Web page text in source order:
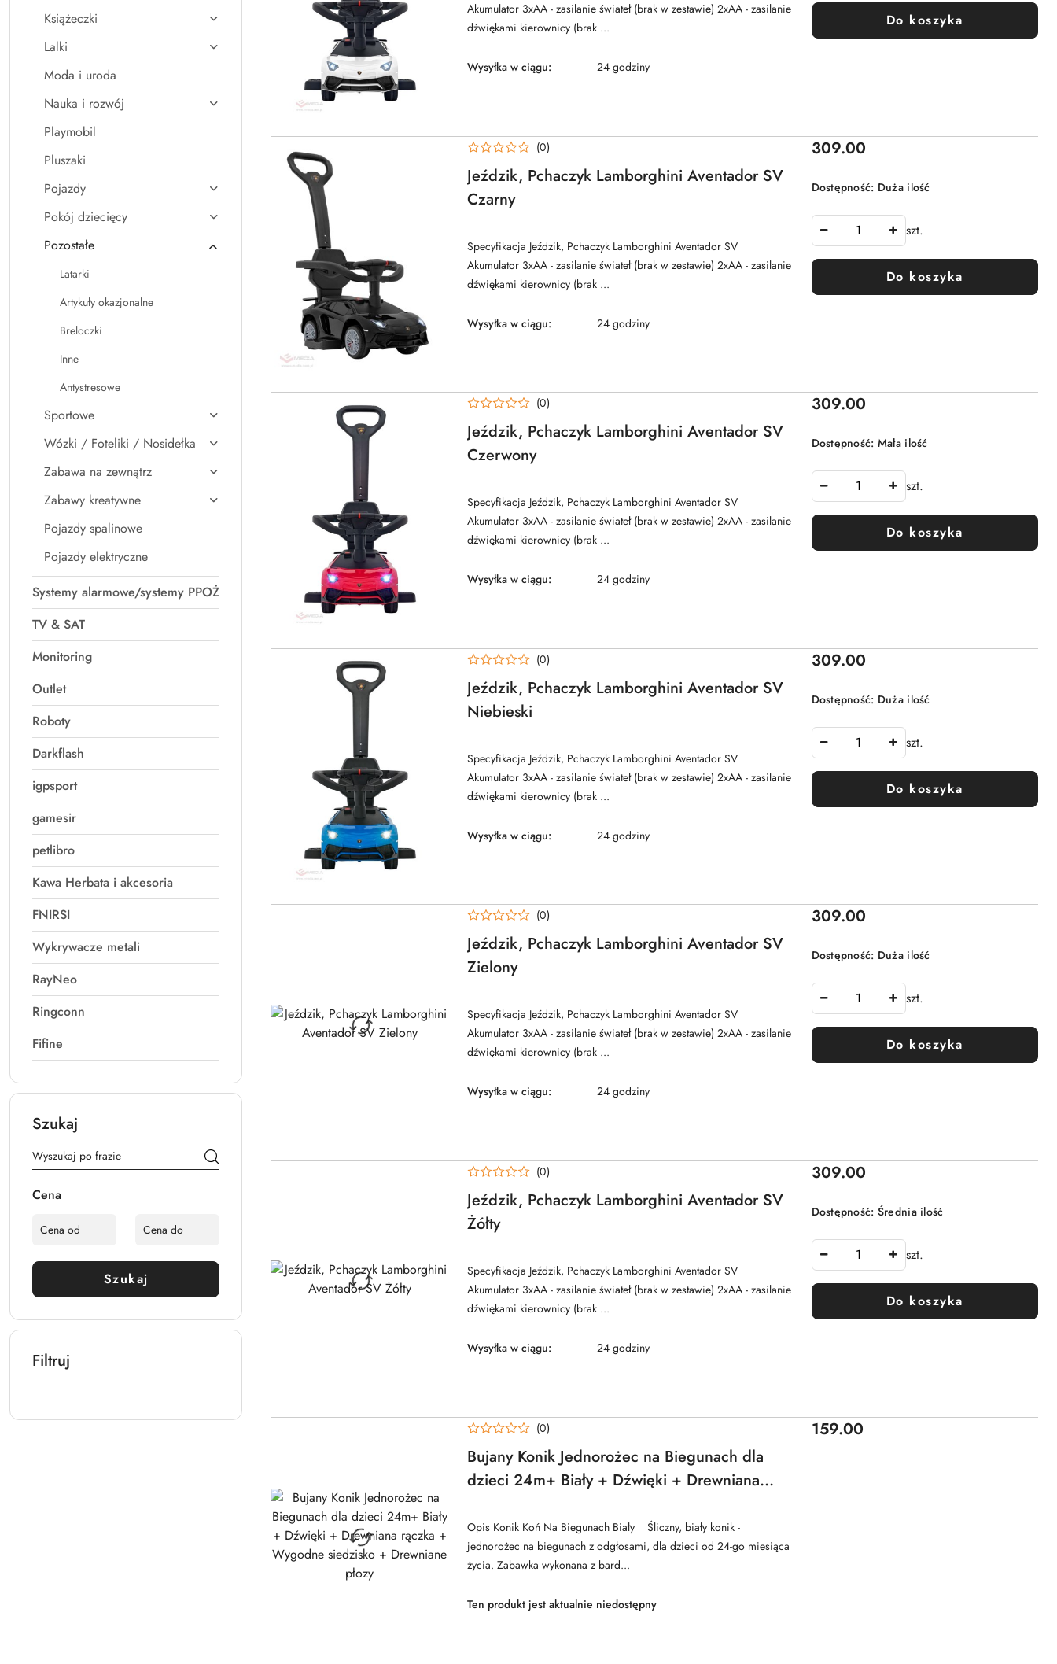
Książeczki
Lalki
Moda i uroda
Nauka i rozwój
Playmobil
Pluszaki
Pojazdy
Pokój dziecięcy
Pozostałe
Latarki
Artykuły okazjonalne
Breloczki
Inne
Antystresowe
Sportowe
Wózki / Foteliki / Nosidełka
Zabawa na zewnątrz
Zabawy kreatywne
Pojazdy spalinowe
Pojazdy elektryczne
Systemy alarmowe/systemy PPOŻ
TV & SAT
Monitoring
Outlet
Roboty
Darkflash
igpsport
gamesir
petlibro
Kawa Herbata i akcesoria
FNIRSI
Wykrywacze metali
RayNeo
Ringconn
Fifine
Szukaj
Cena
Szukaj
Filtruj
Akumulator 3xAA - zasilanie świateł (brak w zestawie) 2xAA - zasilanie
dźwiękami kierownicy (brak ...
Wysyłka w ciągu: 24 godziny
Do koszyka
Jeździk, Pchaczyk Lamborghini Aventador SV
Czarny
(0)
Specyfikacja Jeździk, Pchaczyk Lamborghini Aventador SV
Akumulator 3xAA - zasilanie świateł (brak w zestawie) 2xAA - zasilanie
dźwiękami kierownicy (brak ...
Wysyłka w ciągu: 24 godziny
Cena:
309.00
Dostępność: Duża ilość
szt.
Do koszyka
Jeździk, Pchaczyk Lamborghini Aventador SV
Czerwony
(0)
Specyfikacja Jeździk, Pchaczyk Lamborghini Aventador SV
Akumulator 3xAA - zasilanie świateł (brak w zestawie) 2xAA - zasilanie
dźwiękami kierownicy (brak ...
Wysyłka w ciągu: 24 godziny
Cena:
309.00
Dostępność: Mała ilość
szt.
Do koszyka
Jeździk, Pchaczyk Lamborghini Aventador SV
Niebieski
(0)
Specyfikacja Jeździk, Pchaczyk Lamborghini Aventador SV
Akumulator 3xAA - zasilanie świateł (brak w zestawie) 2xAA - zasilanie
dźwiękami kierownicy (brak ...
Wysyłka w ciągu: 24 godziny
Cena:
309.00
Dostępność: Duża ilość
szt.
Do koszyka
Jeździk, Pchaczyk Lamborghini Aventador SV
Zielony
(0)
Specyfikacja Jeździk, Pchaczyk Lamborghini Aventador SV
Akumulator 3xAA - zasilanie świateł (brak w zestawie) 2xAA - zasilanie
dźwiękami kierownicy (brak ...
Wysyłka w ciągu: 24 godziny
Cena:
309.00
Dostępność: Duża ilość
szt.
Do koszyka
Jeździk, Pchaczyk Lamborghini Aventador SV
Żółty
(0)
Specyfikacja Jeździk, Pchaczyk Lamborghini Aventador SV
Akumulator 3xAA - zasilanie świateł (brak w zestawie) 2xAA - zasilanie
dźwiękami kierownicy (brak ...
Wysyłka w ciągu: 24 godziny
Cena:
309.00
Dostępność: Średnia ilość
szt.
Do koszyka
Bujany Konik Jednorożec na Biegunach dla
dzieci 24m+ Biały + Dźwięki + Drewniana
płozy
(0)
Opis Konik Koń Na Biegunach Biały Śliczny, biały konik -
jednorożec na biegunach z odgłosami, dla dzieci od 24-go miesiąca
życia. Zabawka wykonana z bard...
Ten produkt jest aktualnie niedostępny
Cena:
159.00